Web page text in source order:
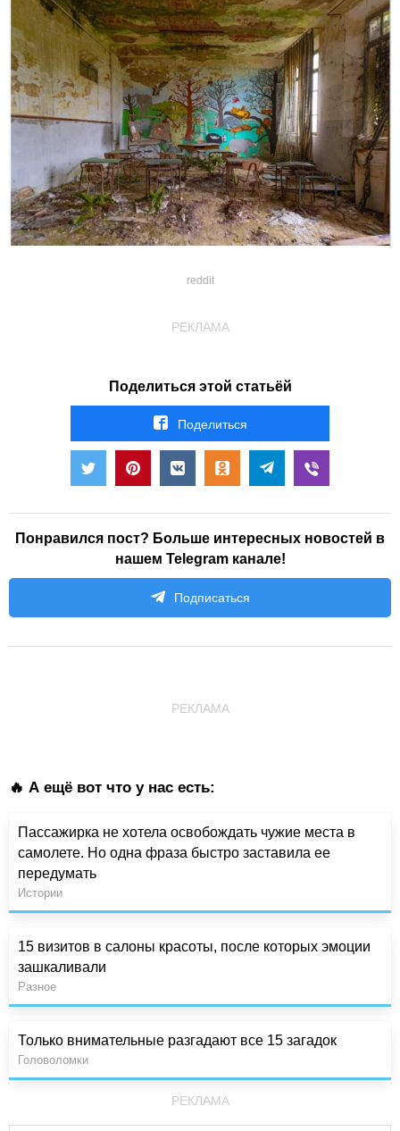
reddit
РЕКЛАМА
Поделиться этой статьёй
Поделиться
Понравился пост? Больше интересных новостей в
нашем Telegram канале!
Подписаться
РЕКЛАМА
🔥 А ещё вот что у нас есть:
Пассажирка не хотела освобождать чужие места в
самолете. Но одна фраза быстро заставила ее
передумать
Истории
15 визитов в салоны красоты, после которых эмоции
зашкаливали
Разное
Только внимательные разгадают все 15 загадок
Головоломки
РЕКЛАМА